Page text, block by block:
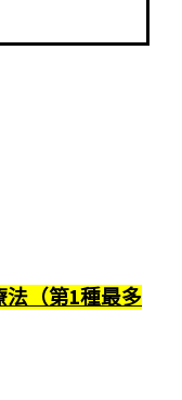
法（第1種最多